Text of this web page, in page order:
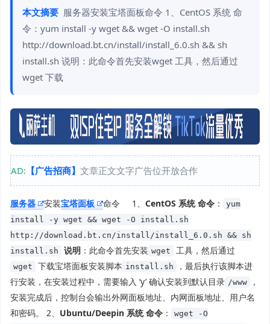
本文摘要 服务器安装宝塔面板命令 1、CentOS 系统 命
令：yum install -y wget && wget -O install.sh
http://download.bt.cn/install/install_6.0.sh && sh
install.sh 说明：此命令首先安装wget 工具，然后通过
wget 下载
AD: 【广告招商】 文章正文文字广告位开放合作
服务器 安装宝塔面板 命令 1、 CentOS 系统 命令 ：
yum
install -y wget && wget -O install.sh
http://download.bt.cn/install/install_6.0.sh && sh
install.sh
说明 ：此命令首先安装 wget 工具，然后通过
wget 下载宝塔面板安装脚本 install.sh
，最后执行该脚本进
行安装，在安装过程中，需要输入 ‘y’ 确认安装到默认目录 /www
，
安装完成后，控制台会输出外网面板地址、内网面板地址、用户名
和密码。 2、 Ubuntu/Deepin 系统 命令 ：
wget -O